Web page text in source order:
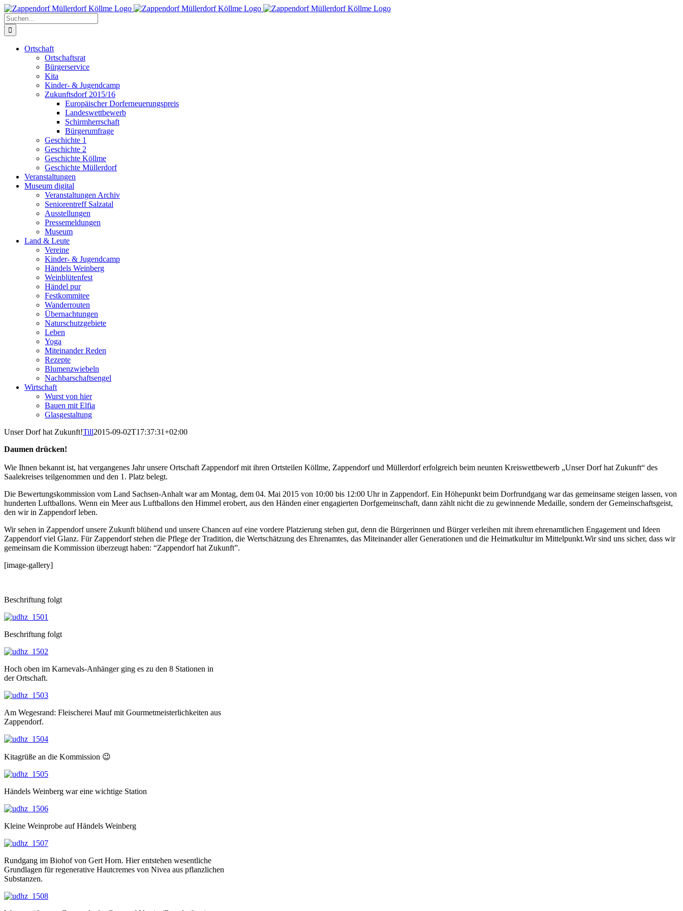
Zum
Inhalt
springen
Suche
nach:
Ortschaft
Ortschaftsrat
Bürgerservice
Kita
Kinder- & Jugendcamp
Zukunftsdorf 2015/16
Europäischer Dorferneuerungspreis
Landeswettbewerb
Schirmherrschaft
Bürgerumfrage
Geschichte 1
Geschichte 2
Geschichte Köllme
Geschichte Müllerdorf
Veranstaltungen
Museum digital
Veranstaltungen Archiv
Seniorentreff Salzatal
Ausstellungen
Pressemeldungen
Museum
Land & Leute
Vereine
Kinder- & Jugendcamp
Händels Weinberg
Weinblütenfest
Händel pur
Festkommitee
Wanderrouten
Übernachtungen
Naturschutzgebiete
Leben
Yoga
Miteinander Reden
Rezepte
Blumenzwiebeln
Nachbarschaftsengel
Wirtschaft
Wurst von hier
Bauen mit Elfia
Glasgestaltung
Unser Dorf hat Zukunft!Till2015-09-02T17:37:31+02:00
Daumen drücken!
Wie Ihnen bekannt ist, hat vergangenes Jahr unsere Ortschaft Zappendorf mit ihren Ortsteilen Köllme, Zappendorf und Müllerdorf erfolgreich beim neunten Kreiswettbewerb „Unser Dorf hat Zukunft“ des
Saalekreises teilgenommen und den 1. Platz belegt.
Die Bewertungskommission vom Land Sachsen-Anhalt war am Montag, dem 04. Mai 2015 von 10:00 bis 12:00 Uhr in Zappendorf. Ein Höhepunkt beim Dorfrundgang war das gemeinsame steigen lassen, von
hunderten Luftballons. Wenn ein Meer aus Luftballons den Himmel erobert, aus den Händen einer engagierten Dorfgemeinschaft, dann zählt nicht die zu gewinnende Medaille, sondern der Gemeinschaftsgeist,
den wir in Zappendorf leben.
Wir sehen in Zappendorf unsere Zukunft blühend und unsere Chancen auf eine vordere Platzierung stehen gut, denn die Bürgerinnen und Bürger verleihen mit ihrem ehrenamtlichen Engagement und Ideen
Zappendorf viel Glanz. Für Zappendorf stehen die Pflege der Tradition, die Wertschätzung des Ehrenamtes, das Miteinander aller Generationen und die Heimatkultur im Mittelpunkt.Wir sind uns sicher, dass wir
gemeinsam die Kommission überzeugt haben: “Zappendorf hat Zukunft”.
[image-gallery]
Beschriftung folgt
Beschriftung folgt
Hoch oben im Karnevals-Anhänger ging es zu den 8 Stationen in
der Ortschaft.
Am Wegesrand: Fleischerei Mauf mit Gourmetmeisterlichkeiten aus
Zappendorf.
Kitagrüße an die Kommission 😉
Händels Weinberg war eine wichtige Station
Kleine Weinprobe auf Händels Weinberg
Rundgang im Biohof von Gert Horn. Hier entstehen wesentliche
Grundlagen für regenerative Hautcremes von Nivea aus pflanzlichen
Substanzen.